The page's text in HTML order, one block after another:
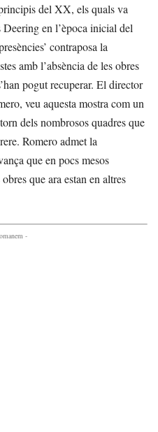
del XX, els quals va
en l’època inicial del
contraposa la
amb l’absència de les obres
pogut recuperar. El director
veu aquesta mostra com un
dels nombrosos quadres que
Romero admet la
que en pocs mesos
que ara estan en altres
-